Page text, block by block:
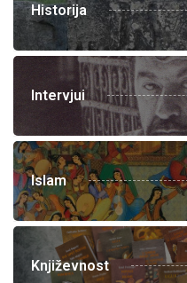
Historija
Intervjui
Islam
Književnost